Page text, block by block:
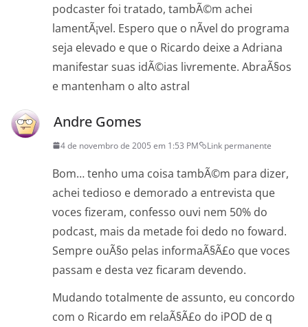
podcaster foi tratado, tambÃ©m achei
lamentÃ¡vel. Espero que o nÃ­vel do programa
seja elevado e que o Ricardo deixe a Adriana
manifestar suas idÃ©ias livremente. AbraÃ§os
e mantenham o alto astral
Andre Gomes
4 de novembro de 2005 em 1:53 PM Link permanente
Bom… tenho uma coisa tambÃ©m para dizer,
achei tedioso e demorado a entrevista que
voces fizeram, confesso ouvi nem 50% do
podcast, mais da metade foi dedo no foward.
Sempre ouÃ§o pelas informaÃ§Ã£o que voces
passam e desta vez ficaram devendo.
Mudando totalmente de assunto, eu concordo
com o Ricardo em relaÃ§Ã£o do iPOD de q